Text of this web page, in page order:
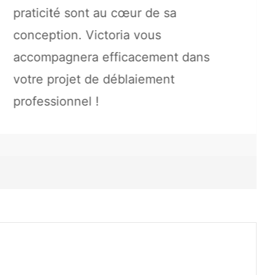
praticité sont au cœur de sa
conception. Victoria vous
accompagnera efficacement dans
votre projet de déblaiement
professionnel !